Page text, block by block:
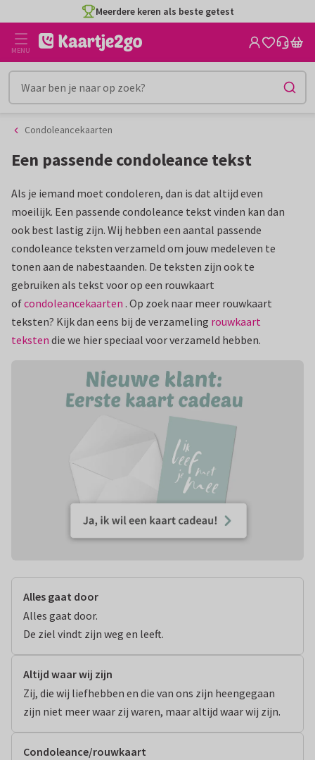
naar
inhoud
naar
het
filter
MENU
Condoleancekaarten
Een passende condoleance tekst
Als je iemand moet condoleren, dan is dat altijd even
moeilijk. Een passende condoleance tekst vinden kan dan
ook best lastig zijn. Wij hebben een aantal passende
condoleance teksten verzameld om jouw medeleven te
tonen aan de nabestaanden. De teksten zijn ook te
gebruiken als tekst voor op een rouwkaart
ofcondoleancekaarten . Op zoek naar meer rouwkaart
teksten? Kijk dan eens bij de verzameling rouwkaart
teksten die we hier speciaal voor verzameld hebben.
Alles gaat door
Alles gaat door.
De ziel vindt zijn weg en leeft.
Altijd waar wij zijn
Zij, die wij liefhebben en die van ons zijn heengegaan
zijn niet meer waar zij waren, maar altijd waar wij zijn.
Condoleance/rouwkaart